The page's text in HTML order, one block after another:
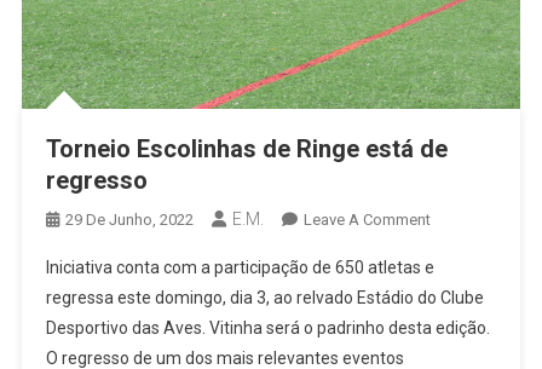
Torneio Escolinhas de Ringe está de
regresso
29 De Junho, 2022 E.M. Leave A CommentOn
Escolinhas
De
Ringe
Iniciativa conta com a participação de 650 atletas e
regressa este domingo, dia 3, ao relvado Estádio do Clube
Desportivo das Aves. Vitinha será o padrinho desta edição.
O regresso de um dos mais relevantes eventos